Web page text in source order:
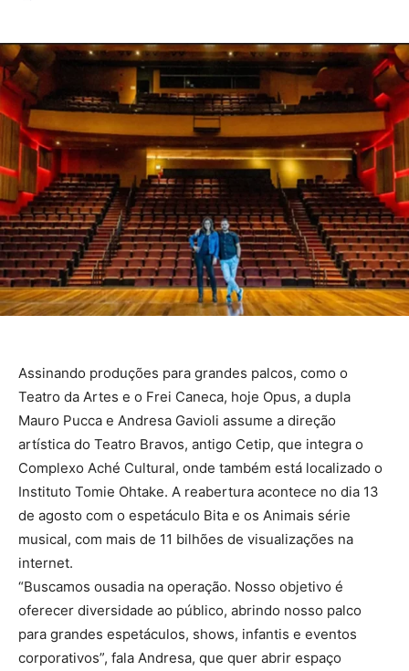
Assinando produções para grandes palcos, como o
Teatro da Artes e o Frei Caneca, hoje Opus, a dupla
Mauro Pucca e Andresa Gavioli assume a direção
artística do Teatro Bravos, antigo Cetip, que integra o
Complexo Aché Cultural, onde também está localizado o
Instituto Tomie Ohtake. A reabertura acontece no dia 13
de agosto com o espetáculo Bita e os Animais série
musical, com mais de 11 bilhões de visualizações na
internet.
“Buscamos ousadia na operação. Nosso objetivo é
oferecer diversidade ao público, abrindo nosso palco
para grandes espetáculos, shows, infantis e eventos
corporativos”, fala Andresa, que quer abrir espaço